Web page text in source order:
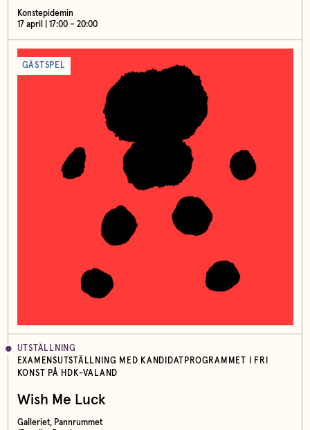
Konstepidemin
17 april | 17:00 – 20:00
GÄSTSPEL
UTSTÄLLNING
EXAMENSUTSTÄLLNING MED KANDIDATPROGRAMMET I FRI
KONST PÅ HDK-VALAND
Wish Me Luck
Galleriet, Pannrummet